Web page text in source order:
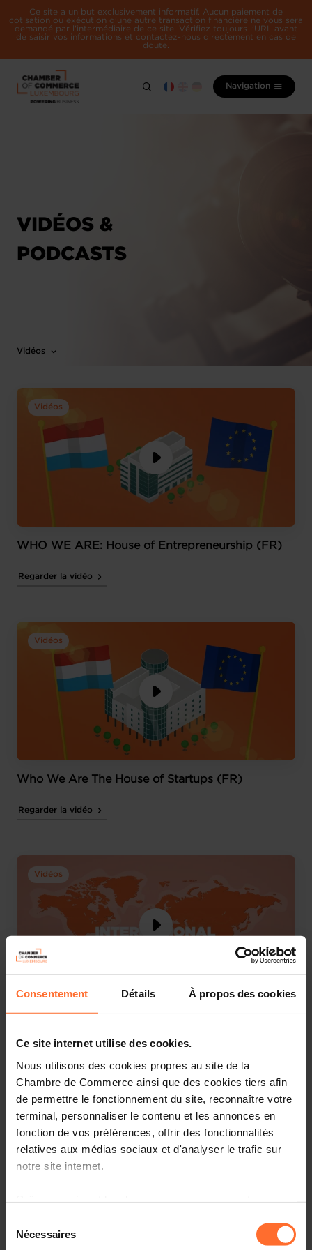
Consentement Détails À propos des cookies
Ce site internet utilise des cookies.
Nous utilisons des cookies propres au site de la
Chambre de Commerce ainsi que des cookies tiers afin
de permettre le fonctionnement du site, reconnaître votre
terminal, personnaliser le contenu et les annonces en
fonction de vos préférences, offrir des fonctionnalités
relatives aux médias sociaux et d'analyser le trafic sur
notre site internet.
à l’exception des cookies strictement nécessaires au
Nécessaires
Ce site a un but exclusivement informatif. Aucun paiement de
cotisation ou exécution d'une autre transaction financière ne vous sera
demandé par l'intermédiaire de ce site. Vérifiez toujours l'URL avant
de saisir vos informations et contactez-nous directement en cas de
doute.
Navigation
VIDÉOS &
PODCASTS
Vidéos
Vidéos
WHO WE ARE: House of Entrepreneurship (FR)
Regarder la vidéo
Vidéos
Who We Are The House of Startups (FR)
Regarder la vidéo
Vidéos
WHO WE ARE: GO INTERNATIONAL (FR)
Regarder la vidéo
Who We Are: Groupe Chambre de Commerce